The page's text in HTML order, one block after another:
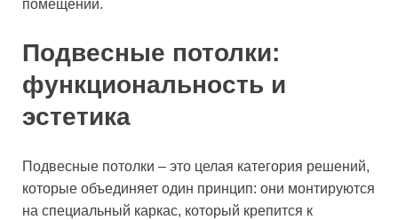
помещений.
Подвесные потолки:
функциональность и
эстетика
Подвесные потолки – это целая категория решений,
которые объединяет один принцип: они монтируются
на специальный каркас, который крепится к